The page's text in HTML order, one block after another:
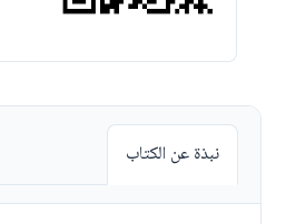
نبذة عن الكتاب